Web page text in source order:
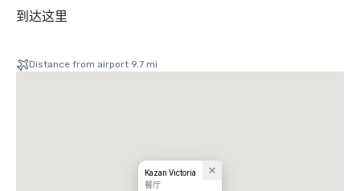
到达这里
Distance from airport 9.7 mi
Kazan Victoria
餐厅